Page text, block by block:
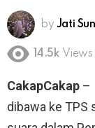
by Jati
14.5k Views
CakapCakap –
dibawa ke TPS